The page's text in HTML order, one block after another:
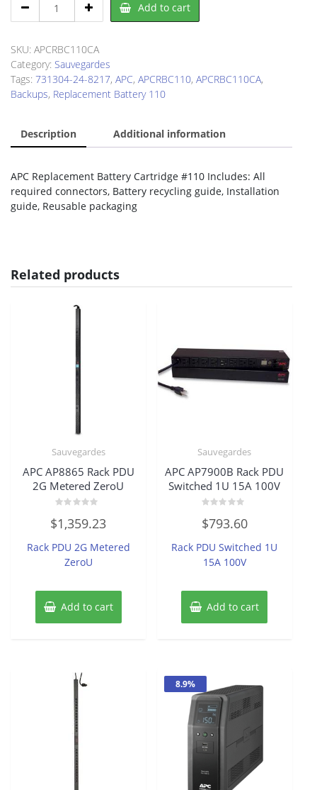
APCRBC110
Battery
110
quantity
Add to cart
SKU: APCRBC110CA
Category: Sauvegardes
Tags: 731304-24-8217, APC, APCRBC110, APCRBC110CA,
Backups, Replacement Battery 110
Description Additional information
APC Replacement Battery Cartridge #110 Includes: All
required connectors, Battery recycling guide, Installation
guide, Reusable packaging
Related products
Sauvegardes
APC AP8865 Rack PDU
2G Metered ZeroU
0
out
5
$1,359.23
Rack PDU 2G Metered
ZeroU
Add to cart
Sauvegardes
APC AP7900B Rack PDU
Switched 1U 15A 100V
0
out
5
$793.60
Rack PDU Switched 1U
15A 100V
Add to cart
8.9%